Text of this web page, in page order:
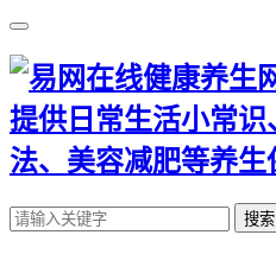
搜索